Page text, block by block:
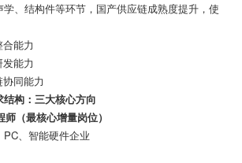
、结构件等环节，国产供应链成熟度提升，使
能力
能力
同能力
构：三大核心方向
（最核心增量岗位）
PC、智能硬件企业